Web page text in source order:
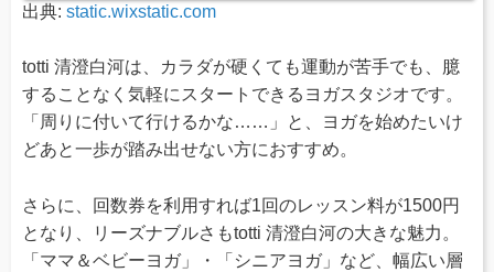
出典: static.wixstatic.com
totti 清澄白河は、カラダが硬くても運動が苦手でも、臆
することなく気軽にスタートできるヨガスタジオです。
「周りに付いて行けるかな……」と、ヨガを始めたいけ
どあと一歩が踏み出せない方におすすめ。
さらに、回数券を利用すれば1回のレッスン料が1500円
となり、リーズナブルさもtotti 清澄白河の大きな魅力。
「ママ＆ベビーヨガ」・「シニアヨガ」など、幅広い層